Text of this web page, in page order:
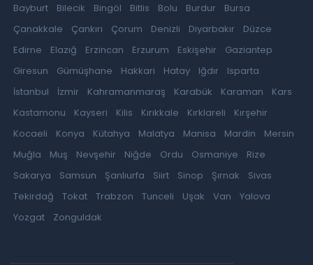
Bayburt
Bilecik Bingöl Bitlis Bolu Burdur
Bursa
Çanakkale
Çankırı Çorum Denizli Diyarbakır
Düzce
Edirne
Elazığ Erzincan Erzurum Eskişehir
Gaziantep
Giresun
Gümüşhane Hakkari Hatay Iğdır
Isparta
İstanbul
İzmir Kahramanmaraş Karabük Karaman
Kars
Kastamonu
Kayseri Kilis Kırıkkale Kırklareli
Kırşehir
Kocaeli
Konya Kütahya Malatya Manisa Mardin
Mersin
Muğla
Muş Nevşehir Niğde Ordu Osmaniye
Rize
Sakarya
Samsun Şanlıurfa Siirt Sinop Şırnak
Sivas
Tekirdağ
Tokat Trabzon Tunceli Uşak Van
Yalova
Yozgat
Zonguldak